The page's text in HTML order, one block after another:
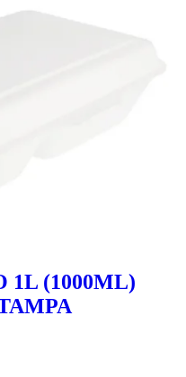
1L (1000ML)